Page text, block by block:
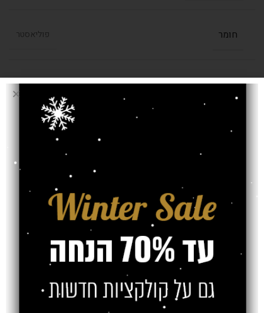
חומר פוליאסטר
בחרו מידה (מטר) 1.30/1.90
,
1.60/2.30
,
2.00/2.90
עובי שטיח
חוות דעת (0)
צרו קשר